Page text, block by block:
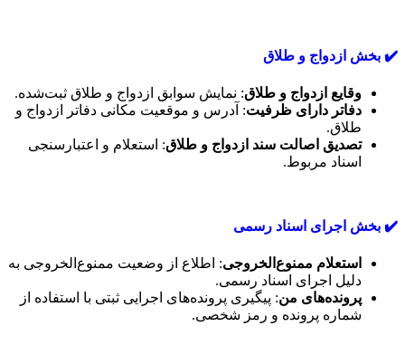
✔️ بخش ازدواج و طلاق
وقایع ازدواج و طلاق: نمایش سوابق ازدواج و طلاق ثبت‌شده.
دفاتر دارای ظرفیت: آدرس و موقعیت مکانی دفاتر ازدواج و
طلاق.
تصدیق اصالت سند ازدواج و طلاق: استعلام و اعتبارسنجی
اسناد مربوط.
✔️ بخش اجرای اسناد رسمی
استعلام ممنوع‌الخروجی: اطلاع از وضعیت ممنوع‌الخروجی به
دلیل اجرای اسناد رسمی.
پرونده‌های من: پیگیری پرونده‌های اجرایی ثبتی با استفاده از
شماره پرونده و رمز شخصی.